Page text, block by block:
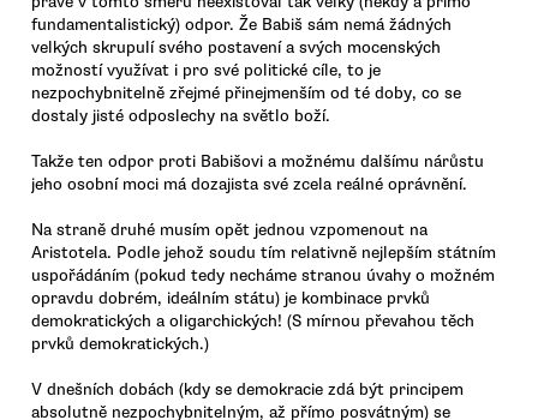
fundamentalistický) odpor. Že Babiš sám nemá žádných
velkých skrupulí svého postavení a svých mocenských
možností využívat i pro své politické cíle, to je
nezpochybnitelně zřejmé přinejmenším od té doby, co se
dostaly jisté odposlechy na světlo boží.
Takže ten odpor proti Babišovi a možnému dalšímu nárůstu
jeho osobní moci má dozajista své zcela reálné oprávnění.
Na straně druhé musím opět jednou vzpomenout na
Aristotela. Podle jehož soudu tím relativně nejlepším státním
uspořádáním (pokud tedy necháme stranou úvahy o možném
opravdu dobrém, ideálním státu) je kombinace prvků
demokratických a oligarchických! (S mírnou převahou těch
prvků demokratických.)
V dnešních dobách (kdy se demokracie zdá být principem
absolutně nezpochybnitelným, až přímo posvátným) se